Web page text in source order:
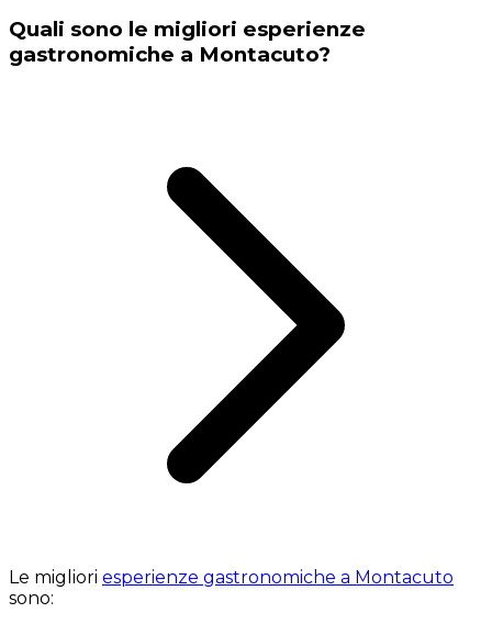
Quali sono le migliori esperienze
gastronomiche a Montacuto?
Le migliori esperienze gastronomiche a Montacuto
sono: